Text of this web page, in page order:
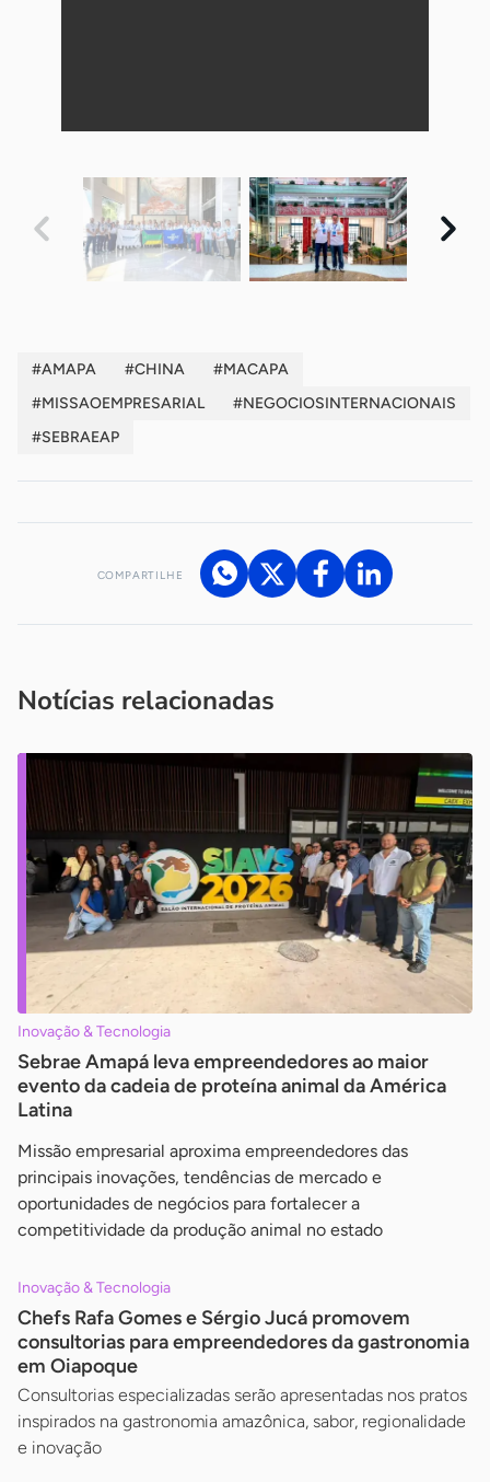
#AMAPA #CHINA
#MACAPA
#MISSAOEMPRESARIAL
#NEGOCIOSINTERNACIONAIS
#SEBRAEAP
COMPARTILHE
Notícias relacionadas
Inovação & Tecnologia
Sebrae Amapá leva empreendedores ao maior
evento da cadeia de proteína animal da América
Latina
Missão empresarial aproxima empreendedores das
principais inovações, tendências de mercado e
oportunidades de negócios para fortalecer a
competitividade da produção animal no estado
Inovação & Tecnologia
Chefs Rafa Gomes e Sérgio Jucá promovem
consultorias para empreendedores da gastronomia
em Oiapoque
Consultorias especializadas serão apresentadas nos pratos
inspirados na gastronomia amazônica, sabor, regionalidade
e inovação